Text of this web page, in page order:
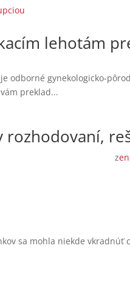
lehotám
odborné gynekologicko-
preklad...
z
sa mohla niekde